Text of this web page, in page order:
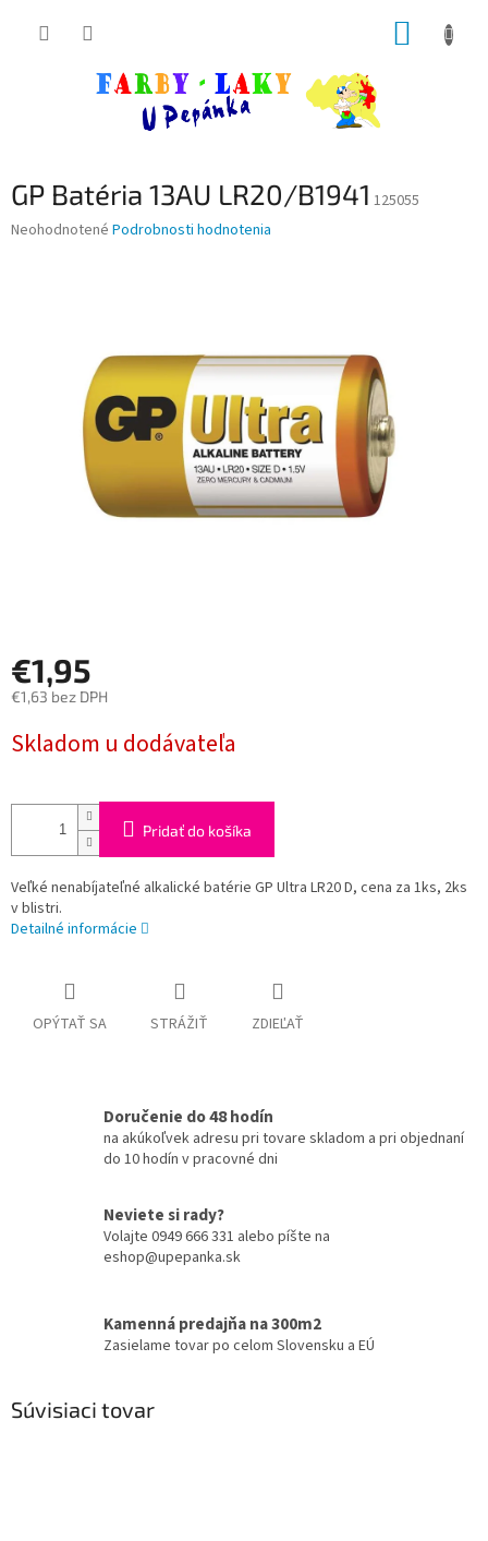
GP Batéria 13AU LR20/B1941 125055
Priemerné
Neohodnotené Podrobnosti hodnotenia
€1,95
€1,63 bez DPH
cena:
Skladom u dodávateľa
Pridať do košíka
Veľké nenabíjateľné alkalické batérie GP Ultra LR20 D, cena za 1ks, 2ks
v blistri.
Detailné informácie
OPÝTAŤ SA STRÁŽIŤ ZDIEĽAŤ
Doručenie do 48 hodín
na akúkoľvek adresu pri tovare skladom a pri objednaní
do 10 hodín v pracovné dni
Neviete si rady?
Volajte 0949 666 331 alebo píšte na
eshop@upepanka.sk
Kamenná predajňa na 300m2
Zasielame tovar po celom Slovensku a EÚ
Súvisiaci tovar